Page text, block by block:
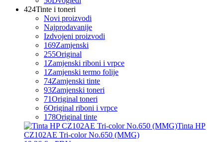
424Tinte i toneri
Novi proizvodi
Najprodavanije
Izdvojeni proizvodi
169Zamjenski
255Original
1 Zamjenski riboni i vrpce
1 Zamjenski termo folije
74Zamjenski tinte
93Zamjenski toneri
71Original toneri
6Original riboni i vrpce
178Original tinte
Tinta HP
CZ102AE Tri-color No.650 (MMG)